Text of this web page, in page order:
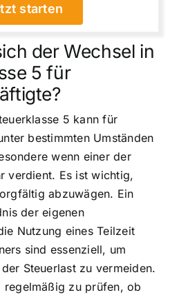
starten
der Wechsel in
5 für
5 kann für
bestimmten Umständen
wenn einer der
verdient. Es ist wichtig,
abzuwägen. Ein
der eigenen
Nutzung eines Teilzeit
sind essenziell, um
Steuerlast zu vermeiden.
regelmäßig zu prüfen, ob